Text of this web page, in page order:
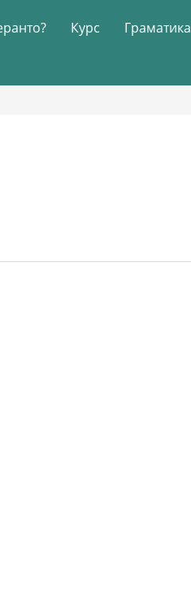
Курс Граматика